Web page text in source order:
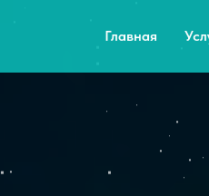
Главная